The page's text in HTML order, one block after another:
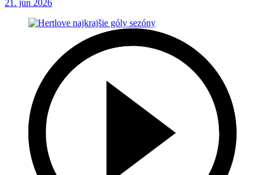
21. jún 2026